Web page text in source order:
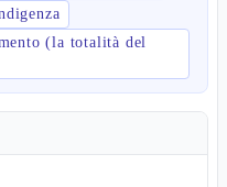
(la totalità del